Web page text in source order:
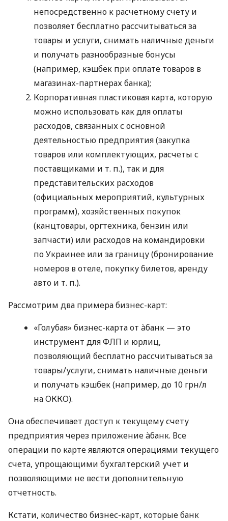
непосредственно к расчетному счету и
позволяет бесплатно рассчитываться за
товары и услуги, снимать наличные деньги
и получать разнообразные бонусы
(например, кэшбек при оплате товаров в
магазинах-партнерах банка);
Корпоративная пластиковая карта, которую
можно использовать как для оплаты
расходов, связанных с основной
деятельностью предприятия (закупка
товаров или комплектующих, расчеты с
поставщиками и т. п.), так и для
представительских расходов
(официальных мероприятий, культурных
программ), хозяйственных покупок
(канцтовары, оргтехника, бензин или
запчасти) или расходов на командировки
по Украинее или за границу (бронирование
номеров в отеле, покупку билетов, аренду
авто и т. п.).
Рассмотрим два примера бизнес-карт:
«Голубая» бизнес-карта от àбанк — это
инструмент для ФЛП и юрлиц,
позволяющий бесплатно рассчитываться за
товары/услуги, снимать наличные деньги
и получать кэшбек (например, до 10 грн/л
на ОККО).
Она обеспечивает доступ к текущему счету
предприятия через приложение àбанк. Все
операции по карте являются операциями текущего
счета, упрощающими бухгалтерский учет и
позволяющими не вести дополнительную
отчетность.
Кстати, количество бизнес-карт, которые банк